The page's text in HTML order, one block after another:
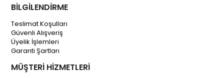
BİLGİLENDİRME
Teslimat Koşulları
Güvenli Alışveriş
Üyelik İşlemleri
Garanti Şartları
MÜŞTERİ HİZMETLERİ